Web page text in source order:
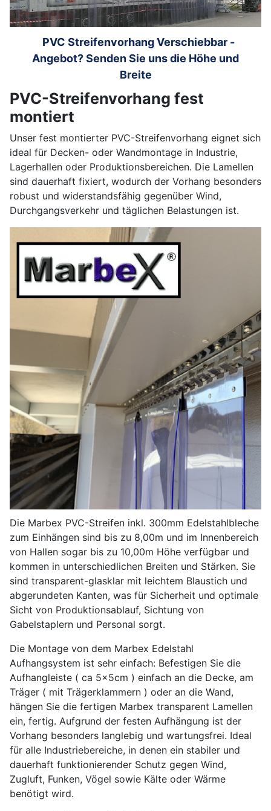
PVC Streifenvorhang Verschiebbar -
Angebot? Senden Sie uns die Höhe und
Breite
PVC-Streifenvorhang fest
montiert
Unser fest montierter PVC-Streifenvorhang eignet sich
ideal für Decken- oder Wandmontage in Industrie,
Lagerhallen oder Produktionsbereichen. Die Lamellen
sind dauerhaft fixiert, wodurch der Vorhang besonders
robust und widerstandsfähig gegenüber Wind,
Durchgangsverkehr und täglichen Belastungen ist.
Die Marbex PVC-Streifen inkl. 300mm Edelstahlbleche
zum Einhängen sind bis zu 8,00m und im Innenbereich
von Hallen sogar bis zu 10,00m Höhe verfügbar und
kommen in unterschiedlichen Breiten und Stärken. Sie
sind transparent-glasklar mit leichtem Blaustich und
abgerundeten Kanten, was für Sicherheit und optimale
Sicht von Produktionsablauf, Sichtung von
Gabelstaplern und Personal sorgt.
Die Montage von dem Marbex Edelstahl
Aufhangsystem ist sehr einfach: Befestigen Sie die
Aufhangleiste ( ca 5x5cm ) einfach an die Decke, am
Träger ( mit Trägerklammern ) oder an die Wand,
hängen Sie die fertigen Marbex transparent Lamellen
ein, fertig. Aufgrund der festen Aufhängung ist der
Vorhang besonders langlebig und wartungsfrei. Ideal
für alle Industriebereiche, in denen ein stabiler und
dauerhaft funktionierender Schutz gegen Wind,
Zugluft, Funken, Vögel sowie Kälte oder Wärme
benötigt wird.